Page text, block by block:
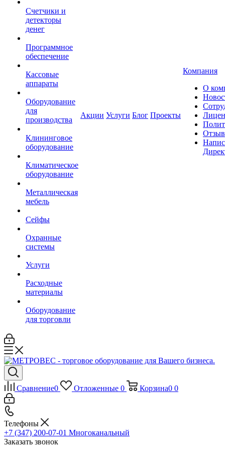
Счетчики и
детекторы
денег
Программное
обеспечение
Кассовые
аппараты
Оборудование
для
производства
Клининговое
оборудование
Климатическое
оборудование
Металлическая
мебель
Сейфы
Охранные
системы
Услуги
Расходные
материалы
Оборудование
для торговли
Акции Услуги Блог Проекты
Компания
О
Сравнение0 Отложенные 0 Корзина0 0
Телефоны
+7 (347) 200-07-01 Многоканальный
Заказать звонок